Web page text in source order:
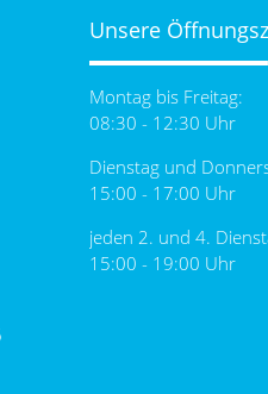
Unsere
Montag bis Freitag:
08:30 - 12:30 Uhr
Dienstag und
15:00 - 17:00 Uhr
jeden 2. und 4.
15:00 - 19:00 Uhr